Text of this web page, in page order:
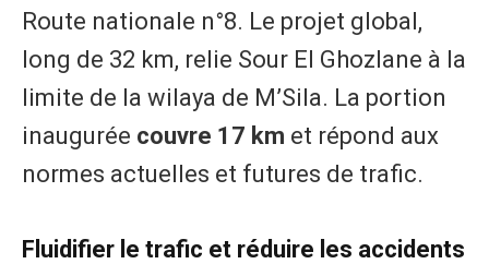
Route nationale n°8. Le projet global,
long de 32 km, relie Sour El Ghozlane à la
limite de la wilaya de M’Sila. La portion
inaugurée couvre 17 km et répond aux
normes actuelles et futures de trafic.
Fluidifier le trafic et réduire les accidents